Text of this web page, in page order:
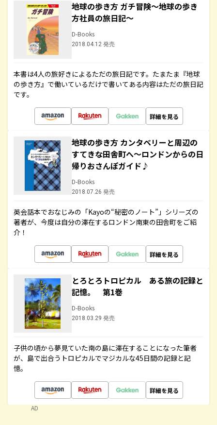
地球の歩き方 ガチ冒険～地球の歩き
方社員の旅日記～
D-Books
2018.04.12 発売
本書は4人の旅好きによるただの旅日記です。たまたま『地球
の歩き方』で働いているだけで書いてある内容はただの旅日記
です。
詳細を見る
地球の歩き方 カンタベリーと周辺の
すてきな田舎町へ～ロンドンからの日
帰りおさんぽガイド♪
D-Books
2018.07.26 発売
英会話本でおなじみの「Kayoの“秘密のノート”」シリーズの
著者が、今度は自分の滞在するロンドン南東の田舎町をご紹
介！
詳細を見る
とろとろトロピカル ある旅の記録と
記憶。 第1巻
D-Books
2018.03.29 発売
子供の頃から夢見ていた南の島に滞在することになった筆者
が、島で出合うトロピカルでマジカルな45日間の記録と記
憶。
詳細を見る
AD